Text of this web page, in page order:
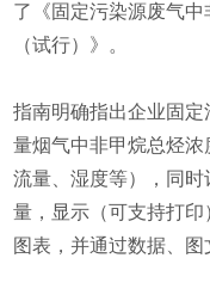
了
《固定污染源废气
（试行）》
。
指南明确指出企业固定
量烟气中非甲烷总烃浓度
流量、湿度等）
量，显示（可支持
图表，并通过数据